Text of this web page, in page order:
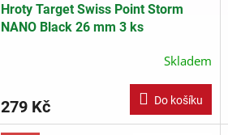
Hroty Target Swiss Point Storm
NANO Black 26 mm 3 ks
Skladem
279 Kč Do košíku